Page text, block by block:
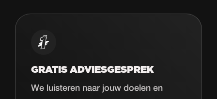
GRATIS ADVIESGESPREK
We luisteren naar jouw doelen en